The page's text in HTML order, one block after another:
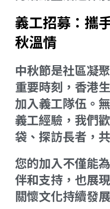
義工招募：攜
秋溫情
中秋節是社區凝
重要時刻，香港
加入義工隊伍。
義工經驗，我們
袋、探訪長者，
您的加入不僅能
伴和支持，也展
關懷文化持續發